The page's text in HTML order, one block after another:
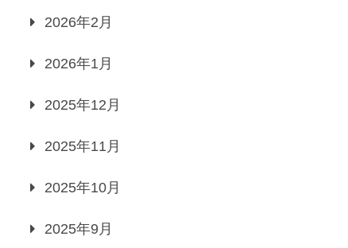
2026年2月
2026年1月
2025年12月
2025年11月
2025年10月
2025年9月